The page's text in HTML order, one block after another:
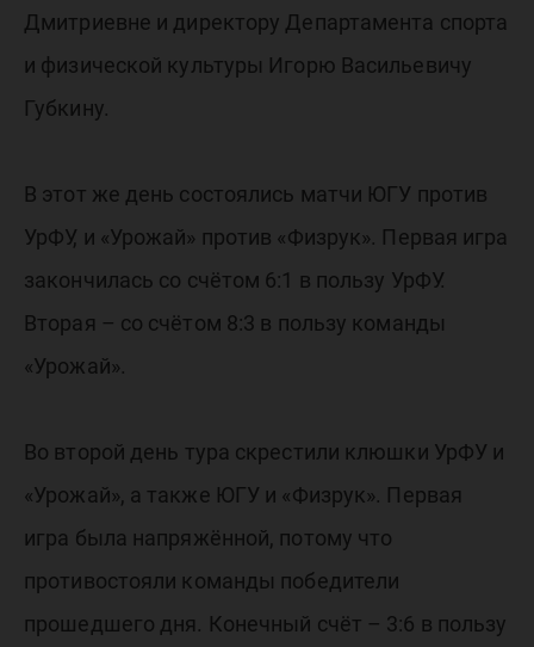
Дмитриевне и директору Департамента спорта
и физической культуры Игорю Васильевичу
Губкину.
В этот же день состоялись матчи ЮГУ против
УрФУ, и «Урожай» против «Физрук». Первая игра
закончилась со счётом 6:1 в пользу УрФУ.
Вторая – со счётом 8:3 в пользу команды
«Урожай».
Во второй день тура скрестили клюшки УрФУ и
«Урожай», а также ЮГУ и «Физрук». Первая
игра была напряжённой, потому что
противостояли команды победители
прошедшего дня. Конечный счёт – 3:6 в пользу